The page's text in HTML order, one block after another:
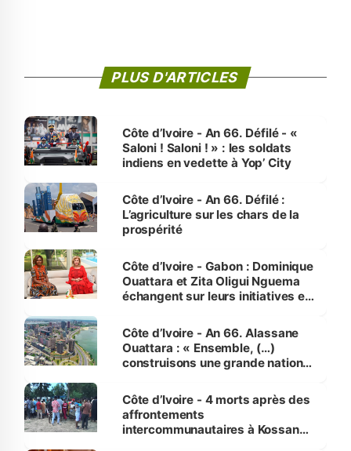
PLUS D'ARTICLES
Côte d’Ivoire - An 66. Défilé - «
Saloni ! Saloni ! » : les soldats
indiens en vedette à Yop’ City
Côte d’Ivoire - An 66. Défilé :
L’agriculture sur les chars de la
prospérité
Côte d’Ivoire - Gabon : Dominique
Ouattara et Zita Oligui Nguema
échangent sur leurs initiatives en
enfants
Côte d’Ivoire - An 66. Alassane
Ouattara : « Ensemble, (…)
construisons une grande nation
générations futures »
Côte d’Ivoire - 4 morts après des
affrontements
intercommunautaires à Kossandji